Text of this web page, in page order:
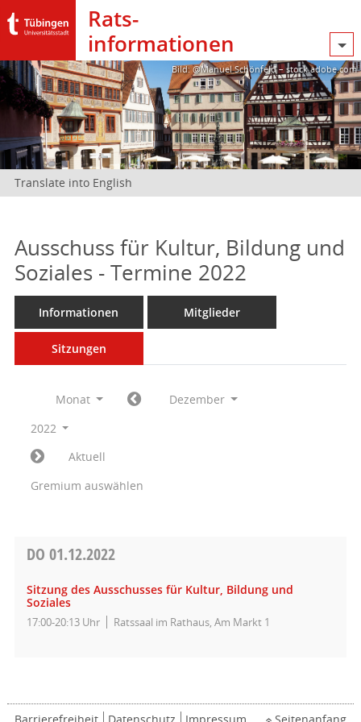
Rats­
informationen
Bild: @Manuel Schönfeld – stock.adobe.com
Translate into English
Ausschuss für Kultur, Bildung und
Soziales - Termine 2022
Informationen Mitglieder
Sitzungen
Monat
Dezember
2022
Aktuell
Gremium auswählen
DO 01.12.2022
Sitzung des Ausschusses für Kultur, Bildung und
Soziales
17:00-20:13 Uhr Ratssaal im Rathaus, Am Markt 1